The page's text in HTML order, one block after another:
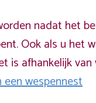
nadat het
Ook als u het
is afhankelijk
wespennest